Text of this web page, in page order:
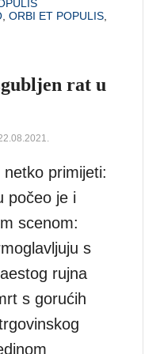
,ORBI ET POPULIS
rat u
primijeti:
počeo je i
scenom:
s
rujna
s gorućih